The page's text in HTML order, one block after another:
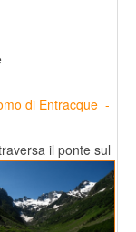
di Entracque -
il ponte sul